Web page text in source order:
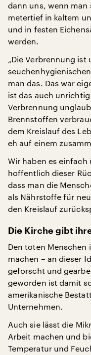
dann uns, wenn man
metertief in kaltem
und in festen
werden.
„Die Verbrennung ist
man das. Das war
ist das auch
Verbrennung
Brennstoffen
dem Kreislauf des
eh auf einem
Wir haben es
hoffentlich dieser
dass man die
als Nährstoffe für
den Kreislauf
Die Kirche gibt
Den toten Menschen
machen – an dieser
geforscht und
geworden ist damit
amerikanische
Unternehmen.
Auch sie lässt die
Arbeit machen und
Temperatur und